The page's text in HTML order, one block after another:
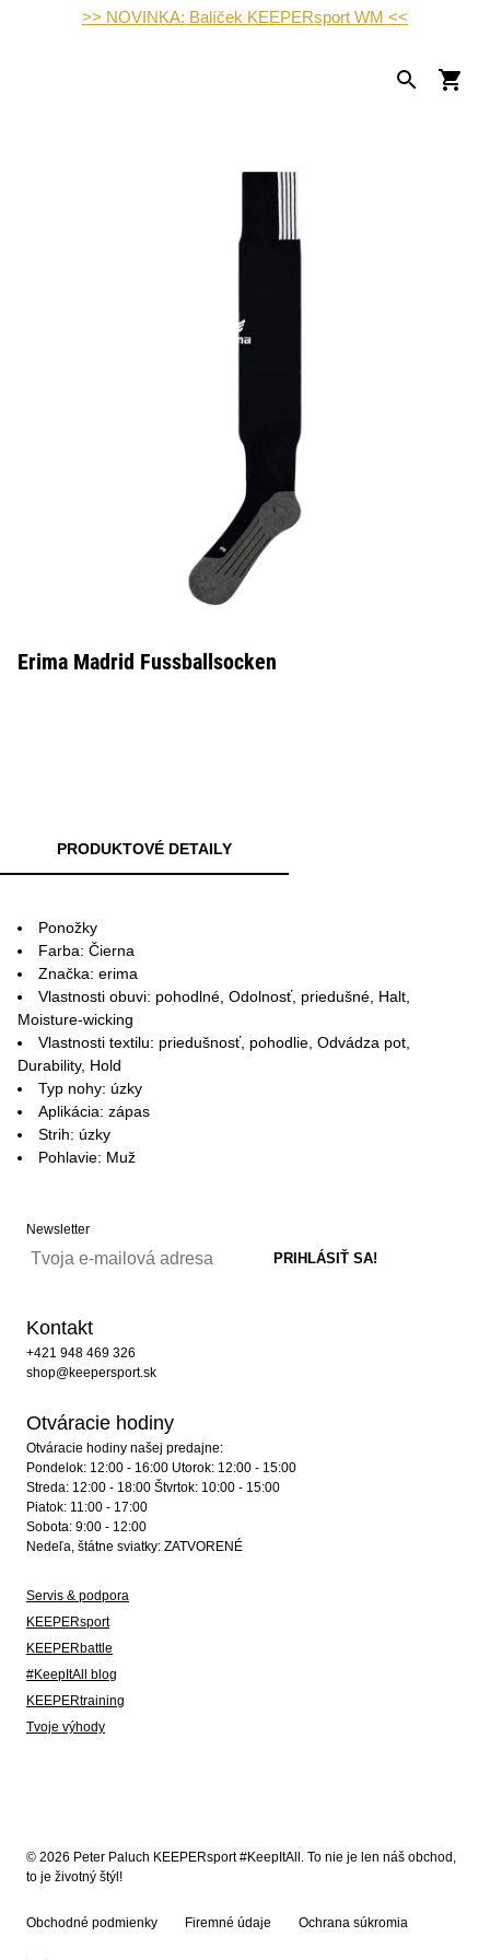
>> NOVINKA: Balíček KEEPERsport WM <<
Erima Madrid Fussballsocken
PRODUKTOVÉ DETAILY
Ponožky
Farba: Čierna
Značka: erima
Vlastnosti obuvi: pohodlné, Odolnosť, priedušné, Halt,
Moisture-wicking
Vlastnosti textilu: priedušnosť, pohodlie, Odvádza pot,
Durability, Hold
Typ nohy: úzky
Aplikácia: zápas
Strih: úzky
Pohlavie: Muž
Newsletter
Kontakt
+421 948 469 326
shop@keepersport.sk
Otváracie hodiny
Otváracie hodiny našej predajne:
Pondelok: 12:00 - 16:00 Utorok: 12:00 - 15:00
Streda: 12:00 - 18:00 Štvrtok: 10:00 - 15:00
Piatok: 11:00 - 17:00
Sobota: 9:00 - 12:00
Nedeľa, štátne sviatky: ZATVORENÉ
Servis & podpora
KEEPERsport
KEEPERbattle
#KeepItAll blog
KEEPERtraining
Tvoje výhody
© 2026 Peter Paluch KEEPERsport #KeepItAll. To nie je len náš obchod,
to je životný štýl!
Obchodné podmienky Firemné údaje Ochrana súkromia